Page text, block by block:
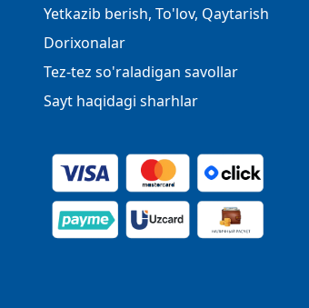
Yetkazib berish, To'lov, Qaytarish
Dorixonalar
Tez-tez so'raladigan savollar
Sayt haqidagi sharhlar